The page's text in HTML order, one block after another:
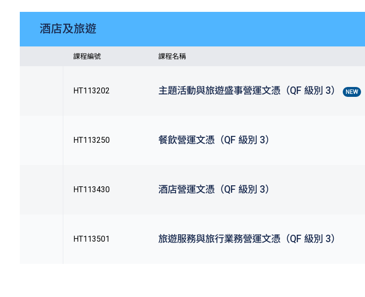
酒店及旅遊
課程編號 課程名稱
HT113202 主題活動與旅遊盛事營運文憑（QF 級別 3） NEW
HT113250 餐飲營運文憑（QF 級別 3）
HT113430 酒店營運文憑（QF 級別 3）
HT113501 旅遊服務與旅行業務營運文憑（QF 級別 3）